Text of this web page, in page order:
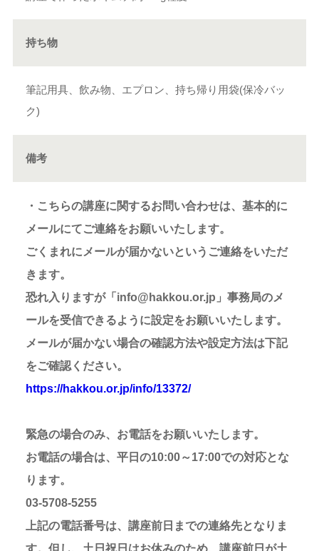
持ち物
筆記用具、飲み物、エプロン、持ち帰り用袋(保冷バッ
ク)
備考
・こちらの講座に関するお問い合わせは、基本的に
メールにてご連絡をお願いいたします。
ごくまれにメールが届かないというご連絡をいただ
きます。
恐れ入りますが「info@hakkou.or.jp」事務局のメ
ールを受信できるように設定をお願いいたします。
メールが届かない場合の確認方法や設定方法は下記
をご確認ください。
https://hakkou.or.jp/info/13372/
緊急の場合のみ、お電話をお願いいたします。
お電話の場合は、平日の10:00～17:00での対応とな
ります。
03-5708-5255
上記の電話番号は、講座前日までの連絡先となりま
す。但し、土日祝日はお休みのため、講座前日が土